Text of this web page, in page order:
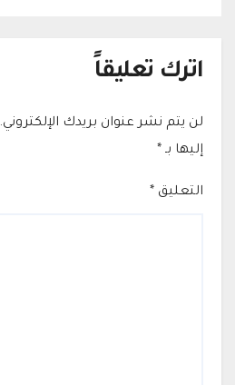
اترك تعليقاً
لن يتم نشر عنوان بريدك الإلكتروني.
إليها بـ *
التعليق *